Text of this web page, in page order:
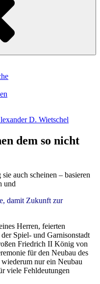
D. Wietschel
dem so nicht
auch scheinen – basieren
und
damit Zukunft zur
Herren, feierten
Spiel- und Garnisonstadt
Friedrich II König von
für den Neubau des
nur ein Neubau
viele Fehldeutungen